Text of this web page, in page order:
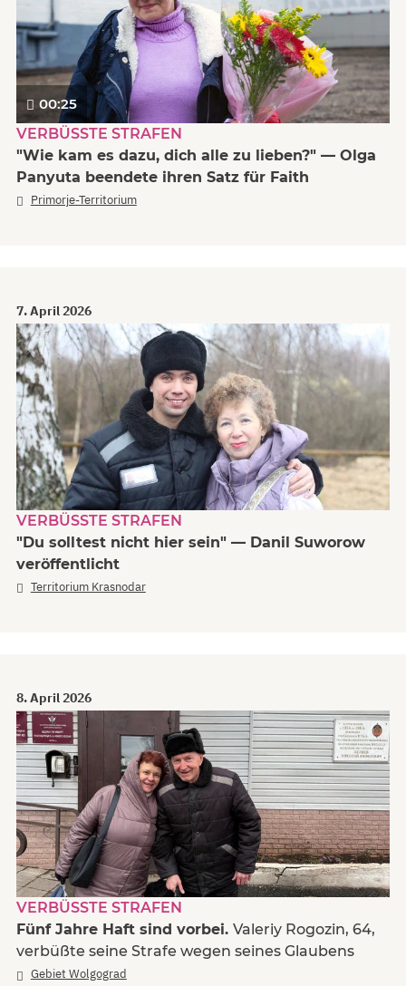
00:25
VERBÜSSTE STRAFEN
"Wie kam es dazu, dich alle zu lieben?" — Olga
Panyuta beendete ihren Satz für Faith
Primorje-Territorium
7. April 2026
VERBÜSSTE STRAFEN
"Du solltest nicht hier sein" — Danil Suworow
veröffentlicht
Territorium Krasnodar
8. April 2026
VERBÜSSTE STRAFEN
Fünf Jahre Haft sind vorbei. Valeriy Rogozin, 64,
verbüßte seine Strafe wegen seines Glaubens
Gebiet Wolgograd